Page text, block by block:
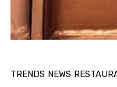
TRENDS NEWS